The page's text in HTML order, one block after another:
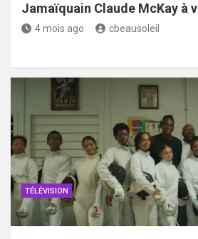
Jamaïquain Claude McKay à
4 mois ago cbeausoleil
TÉLÉVISION